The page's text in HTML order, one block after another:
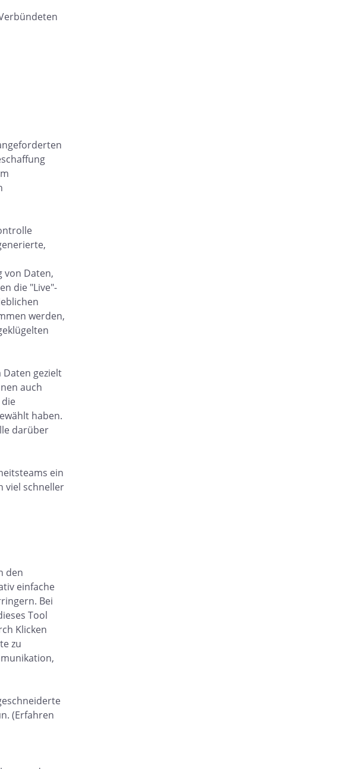
von Daten,
die "Live"-
werden,
gezielt
auch
haben.
darüber
ein
viel schneller
den
einfache
Bei
Tool
Klicken
zu
(Erfahren